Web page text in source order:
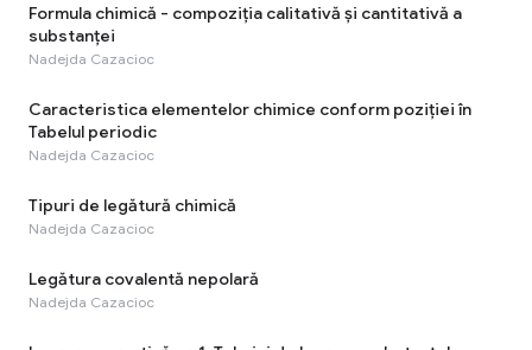
Formula chimică - compoziția calitativă și cantitativă a
substanței
Nadejda Cazacioc
Caracteristica elementelor chimice conform poziției în
Tabelul periodic
Nadejda Cazacioc
Tipuri de legătură chimică
Nadejda Cazacioc
Legătura covalentă nepolară
Nadejda Cazacioc